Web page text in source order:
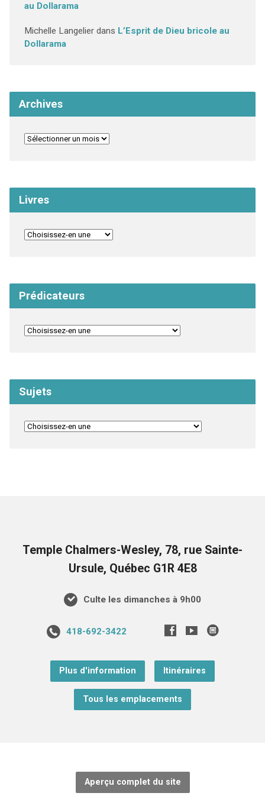
au Dollarama
Michelle Langelierdans L’Esprit de Dieu bricole au
Dollarama
Archives
Livres
Prédicateurs
Sujets
Temple Chalmers-Wesley, 78, rue Sainte-
Ursule, Québec G1R 4E8
Culte les dimanches à 9h00
418-692-3422
Plus d'information Itinéraires
Tous les emplacements
Aperçu complet du site